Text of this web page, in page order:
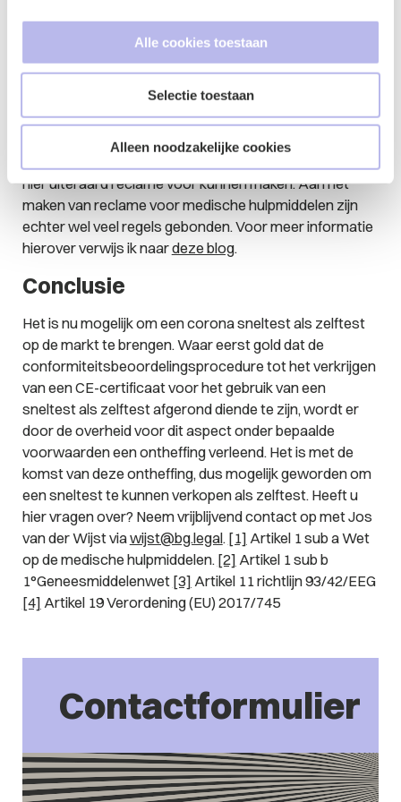
Alle cookies toestaan
Selectie toestaan
Alleen noodzakelijke cookies
Body afgegeven certificaat voor gebruik als zelftest. De
verleende ontheffingen gelden in eerste instantie tot en
met 31 december 2021.
Reclame maken
Wanneer u de ontheffing heeft gekregen en de
hier uiteraard reclame voor kunnen maken. Aan het
maken van reclame voor medische hulpmiddelen zijn
echter wel veel regels gebonden. Voor meer informatie
hierover verwijs ik naardeze blog.
Conclusie
Het is nu mogelijk om een corona sneltest als zelftest
op de markt te brengen. Waar eerst gold dat de
conformiteitsbeoordelingsprocedure tot het verkrijgen
van een CE-certificaat voor het gebruik van een
sneltest als zelftest afgerond diende te zijn, wordt er
door de overheid voor dit aspect onder bepaalde
voorwaarden een ontheffing verleend. Het is met de
komst van deze ontheffing, dus mogelijk geworden om
een sneltest te kunnen verkopen als zelftest. Heeft u
hier vragen over? Neem vrijblijvend contact op met Jos
van der Wijst viawijst@bg.legal. [1] Artikel 1 sub a Wet
op de medische hulpmiddelen. [2] Artikel 1 sub b
1°Geneesmiddelenwet [3] Artikel 11 richtlijn 93/42/EEG
[4] Artikel 19 Verordening (EU) 2017/745
Contactformulier